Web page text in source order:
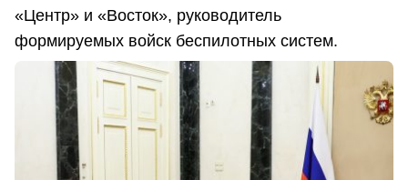
«Центр» и «Восток», руководитель
формируемых войск беспилотных систем.